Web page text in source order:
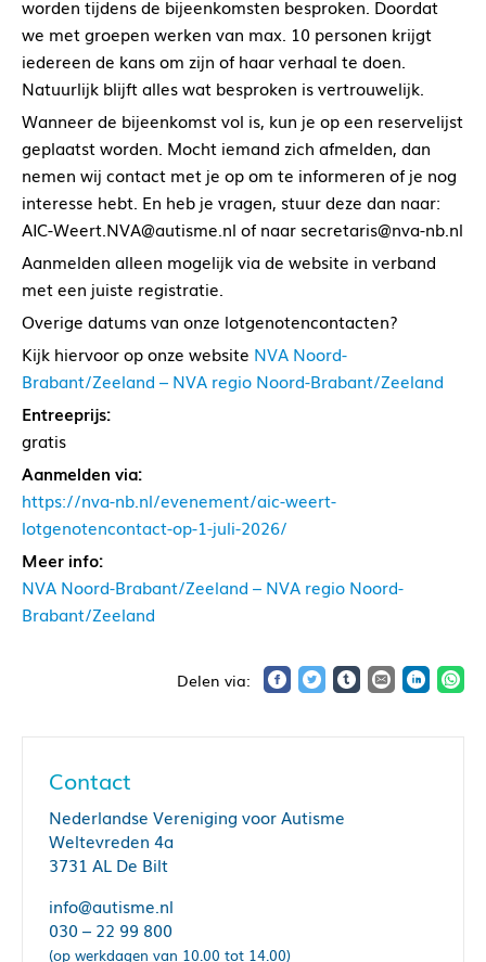
worden tijdens de bijeenkomsten besproken. Doordat
we met groepen werken van max. 10 personen krijgt
iedereen de kans om zijn of haar verhaal te doen.
Natuurlijk blijft alles wat besproken is vertrouwelijk.
Wanneer de bijeenkomst vol is, kun je op een reservelijst
geplaatst worden. Mocht iemand zich afmelden, dan
nemen wij contact met je op om te informeren of je nog
interesse hebt. En heb je vragen, stuur deze dan naar:
AIC-Weert.NVA@autisme.nl of naar secretaris@nva-nb.nl
Aanmelden alleen mogelijk via de website in verband
met een juiste registratie.
Overige datums van onze lotgenotencontacten?
Kijk hiervoor op onze website NVA Noord-
Brabant/Zeeland – NVA regio Noord-Brabant/Zeeland
Entreeprijs:
gratis
Aanmelden via:
https://nva-nb.nl/evenement/aic-weert-
lotgenotencontact-op-1-juli-2026/
Meer info:
NVA Noord-Brabant/Zeeland – NVA regio Noord-
Brabant/Zeeland
Contact
Nederlandse Vereniging voor Autisme
Weltevreden 4a
3731 AL De Bilt
info@autisme.nl
030 – 22 99 800
(op werkdagen van 10.00 tot 14.00)